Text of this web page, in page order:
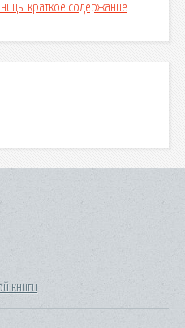
краткое содержание
книги